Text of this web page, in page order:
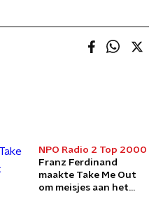
NPO Radio 2 Top 2000
Franz Ferdinand
maakte Take Me Out
om meisjes aan het